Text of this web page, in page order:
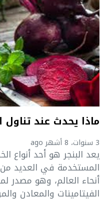
ماذا يحدث عند تناول
3 سنوات، 8 أشهر ago
يعد البنجر هو أحد أنواع
المستخدمة في العديد
أنحاء العالم، وهو مصدر
الفيتامينات والمعادن